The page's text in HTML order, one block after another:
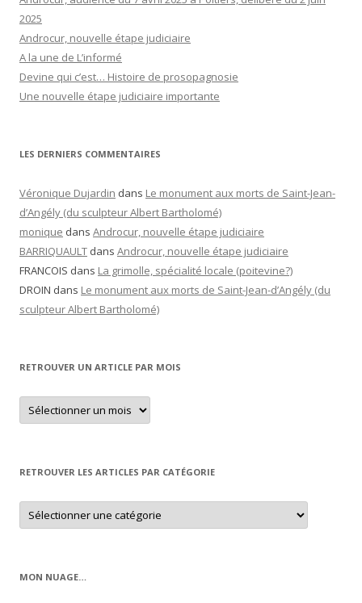
2025
Androcur, nouvelle étape judiciaire
A la une de L’informé
Devine qui c’est… Histoire de prosopagnosie
Une nouvelle étape judiciaire importante
LES DERNIERS COMMENTAIRES
Véronique Dujardin dans Le monument aux morts de Saint-Jean-
d’Angély (du sculpteur Albert Bartholomé)
monique dans Androcur, nouvelle étape judiciaire
BARRIQUAULT dans Androcur, nouvelle étape judiciaire
FRANCOIS dans La grimolle, spécialité locale (poitevine?)
DROIN dans Le monument aux morts de Saint-Jean-d’Angély (du
sculpteur Albert Bartholomé)
RETROUVER UN ARTICLE PAR MOIS
Retrouver
un
article
RETROUVER LES ARTICLES PAR CATÉGORIE
Retrouver
les
articles
MON NUAGE…